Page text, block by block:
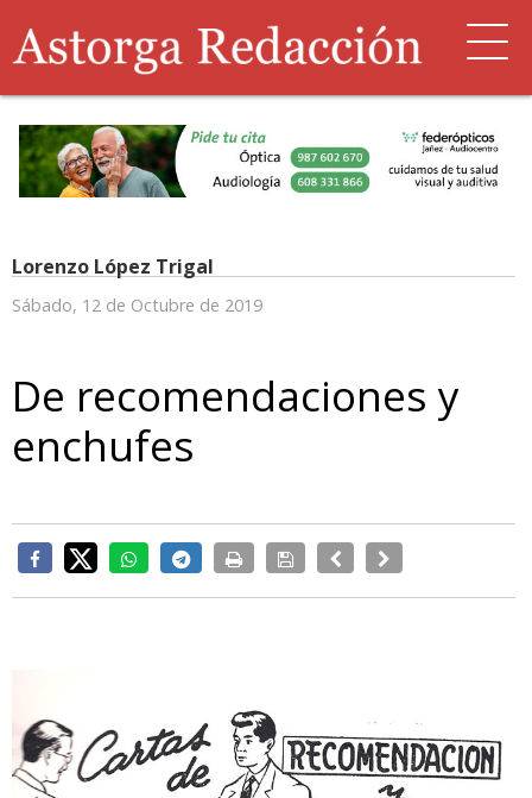
Lorenzo López Trigal
Sábado, 12 de Octubre de 2019
De recomendaciones y
enchufes